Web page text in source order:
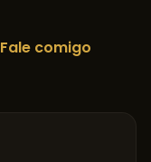
Fale comigo